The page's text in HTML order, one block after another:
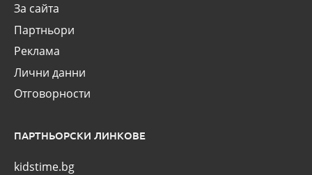
За сайта
Партньори
Реклама
Лични данни
Отговорности
ПАРТНЬОРСКИ ЛИНКОВЕ
kidstime.bg